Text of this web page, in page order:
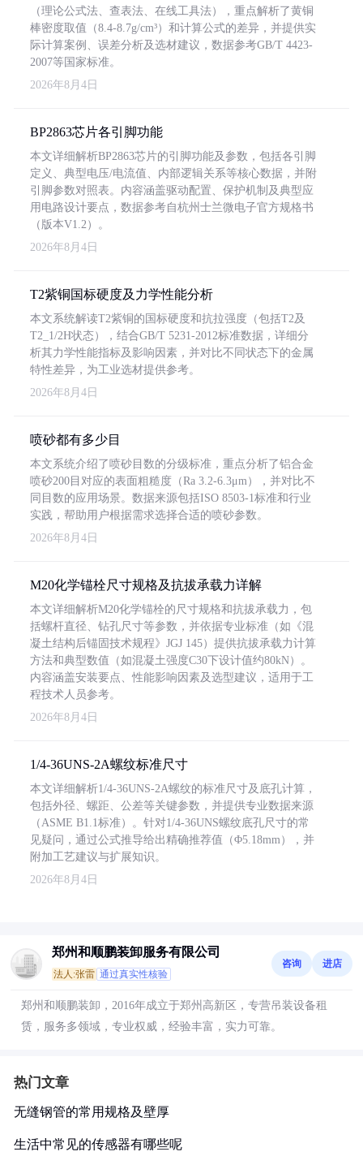
（理论公式法、查表法、在线工具法），重点解析了黄铜
棒密度取值（8.4-8.7g/cm³）和计算公式的差异，并提供实
际计算案例、误差分析及选材建议，数据参考GB/T 4423-
2007等国家标准。
2026年8月4日
BP2863芯片各引脚功能
本文详细解析BP2863芯片的引脚功能及参数，包括各引脚
定义、典型电压/电流值、内部逻辑关系等核心数据，并附
引脚参数对照表。内容涵盖驱动配置、保护机制及典型应
用电路设计要点，数据参考自杭州士兰微电子官方规格书
（版本V1.2）。
2026年8月4日
T2紫铜国标硬度及力学性能分析
本文系统解读T2紫铜的国标硬度和抗拉强度（包括T2及
T2_1/2H状态），结合GB/T 5231-2012标准数据，详细分
析其力学性能指标及影响因素，并对比不同状态下的金属
特性差异，为工业选材提供参考。
2026年8月4日
喷砂都有多少目
本文系统介绍了喷砂目数的分级标准，重点分析了铝合金
喷砂200目对应的表面粗糙度（Ra 3.2-6.3μm），并对比不
同目数的应用场景。数据来源包括ISO 8503-1标准和行业
实践，帮助用户根据需求选择合适的喷砂参数。
2026年8月4日
M20化学锚栓尺寸规格及抗拔承载力详解
本文详细解析M20化学锚栓的尺寸规格和抗拔承载力，包
括螺杆直径、钻孔尺寸等参数，并依据专业标准（如《混
凝土结构后锚固技术规程》JGJ 145）提供抗拔承载力计算
方法和典型数值（如混凝土强度C30下设计值约80kN）。
内容涵盖安装要点、性能影响因素及选型建议，适用于工
程技术人员参考。
2026年8月4日
1/4-36UNS-2A螺纹标准尺寸
本文详细解析1/4-36UNS-2A螺纹的标准尺寸及底孔计算，
包括外径、螺距、公差等关键参数，并提供专业数据来源
（ASME B1.1标准）。针对1/4-36UNS螺纹底孔尺寸的常
见疑问，通过公式推导给出精确推荐值（Φ5.18mm），并
附加工艺建议与扩展知识。
2026年8月4日
郑州和顺鹏装卸服务有限公司
法人:张雷 通过真实性核验
咨询 进店
郑州和顺鹏装卸，2016年成立于郑州高新区，专营吊装设备租
赁，服务多领域，专业权威，经验丰富，实力可靠。
热门文章
无缝钢管的常用规格及壁厚
生活中常见的传感器有哪些呢